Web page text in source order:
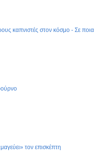
καπνιστές στον κόσμο - Σε
τον επισκέπτη